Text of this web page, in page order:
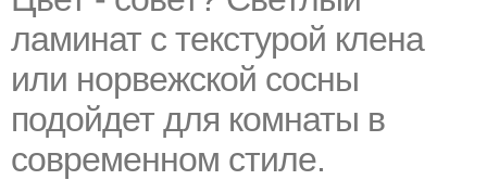
ламинат с текстурой клена
или норвежской сосны
подойдет для комнаты в
современном стиле.